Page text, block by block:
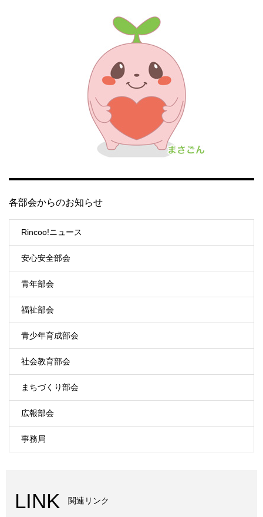
各部会からのお知らせ
Rincoo!ニュース
安心安全部会
青年部会
福祉部会
青少年育成部会
社会教育部会
まちづくり部会
広報部会
事務局
LINK 関連リンク